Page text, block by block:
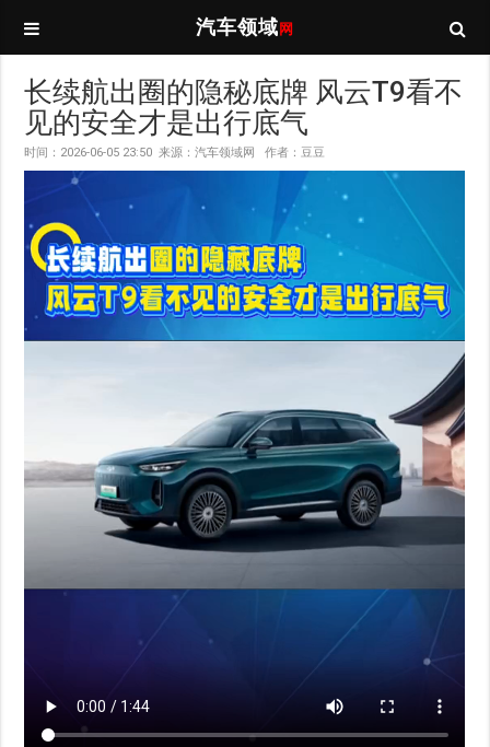
汽车领域 网
长续航出圈的隐秘底牌 风云T9看不
见的安全才是出行底气
时间：2026-06-05 23:50 来源：汽车领域网 作者：豆豆